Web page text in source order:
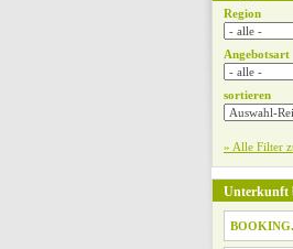
Region
Angebotsart
sortieren
» Alle Filter
Unterkunft